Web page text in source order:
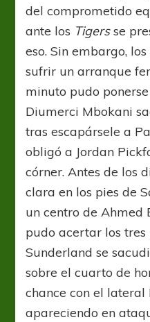
del comprometido
ante los Tigersse
eso. Sin embargo, los
sufrir un arranque
minuto pudo
Diumerci Mbokani
tras escapársele a
obligó a Jordan
córner. Antes de los
clara en los pies de
un centro de Ahmed
pudo acertar los tres
Sunderland se
sobre el cuarto de
chance con el lateral
apareciendo en